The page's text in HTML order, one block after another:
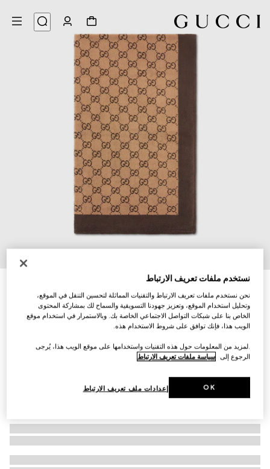
بطانية شاطئ من قماش المنشفة بنقش GG
نستخدم ملفات تعريف الارتباط
نحن نستخدم ملفات تعريف الارتباط والتقنيات المماثلة لتحسين التنقل في الموقع،
وتحليل استخدام الموقع، وتعزيز جهودنا التسويقية والسماح لك بمشاركة المحتوى
الخاص بنا على شبكات التواصل الاجتماعي الخاصة بك. وبالاستمرار في استخدام موقع
الويب هذا، فإنك توافق على شروط الاستخدام هذه.
.لمزيد من المعلومات حول هذه التقنيات واستخدامها على موقع الويب هذا، يُرجى
الرجوع إلى سياسة ملفات تعريف الارتباط
إعدادات ملف تعريف الارتباط OK